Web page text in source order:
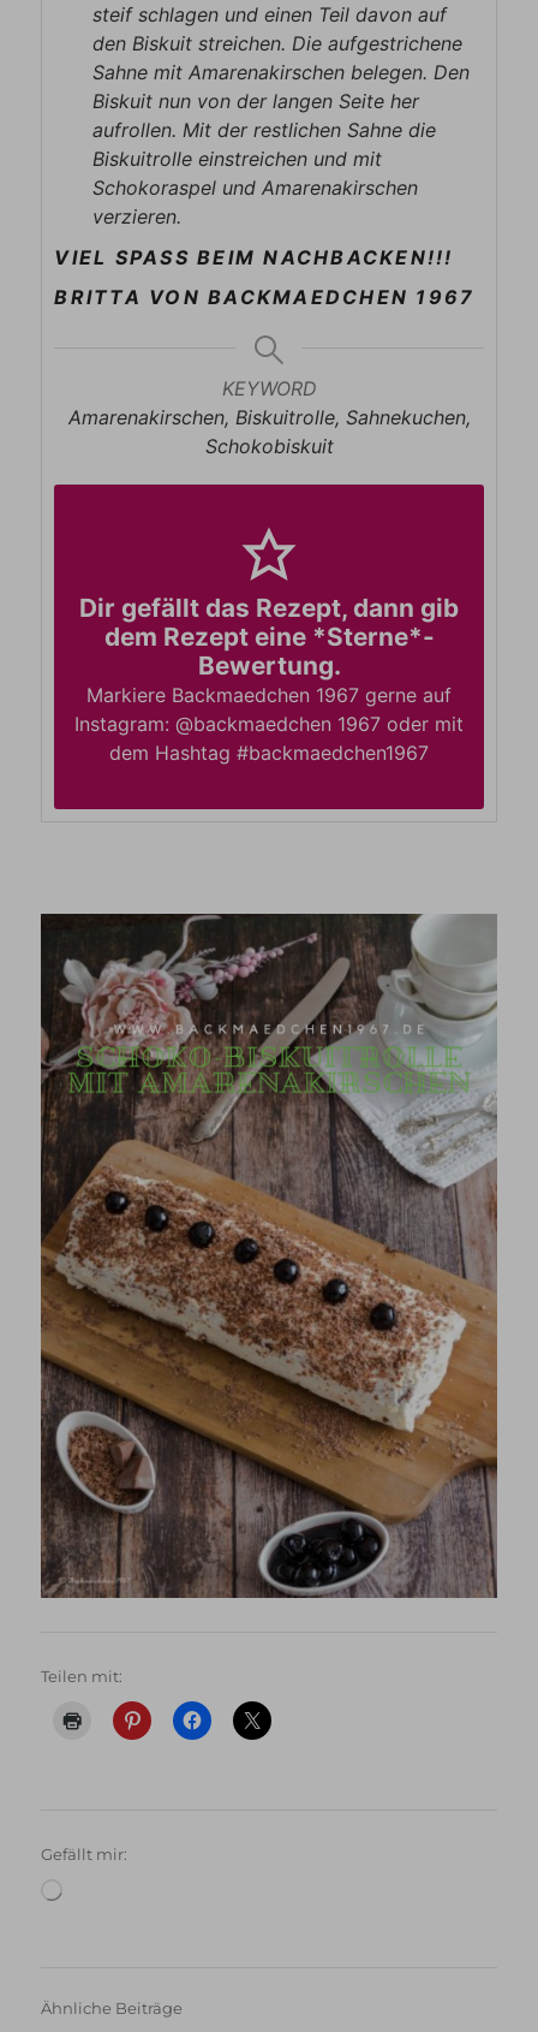
steif schlagen und einen Teil davon auf
den Biskuit streichen. Die aufgestrichene
Sahne mit Amarenakirschen belegen. Den
Biskuit nun von der langen Seite her
aufrollen. Mit der restlichen Sahne die
Biskuitrolle einstreichen und mit
Schokoraspel und Amarenakirschen
verzieren.
VIEL SPASS BEIM NACHBACKEN!!!
BRITTA VON BACKMAEDCHEN 1967
KEYWORD
Amarenakirschen, Biskuitrolle, Sahnekuchen,
Schokobiskuit
Dir gefällt das Rezept, dann gib
dem Rezept eine *Sterne*-
Bewertung.
Markiere Backmaedchen 1967 gerne auf
Instagram: @backmaedchen 1967 oder mit
dem Hashtag #backmaedchen1967
Teilen mit:
Gefällt mir:
Ähnliche Beiträge